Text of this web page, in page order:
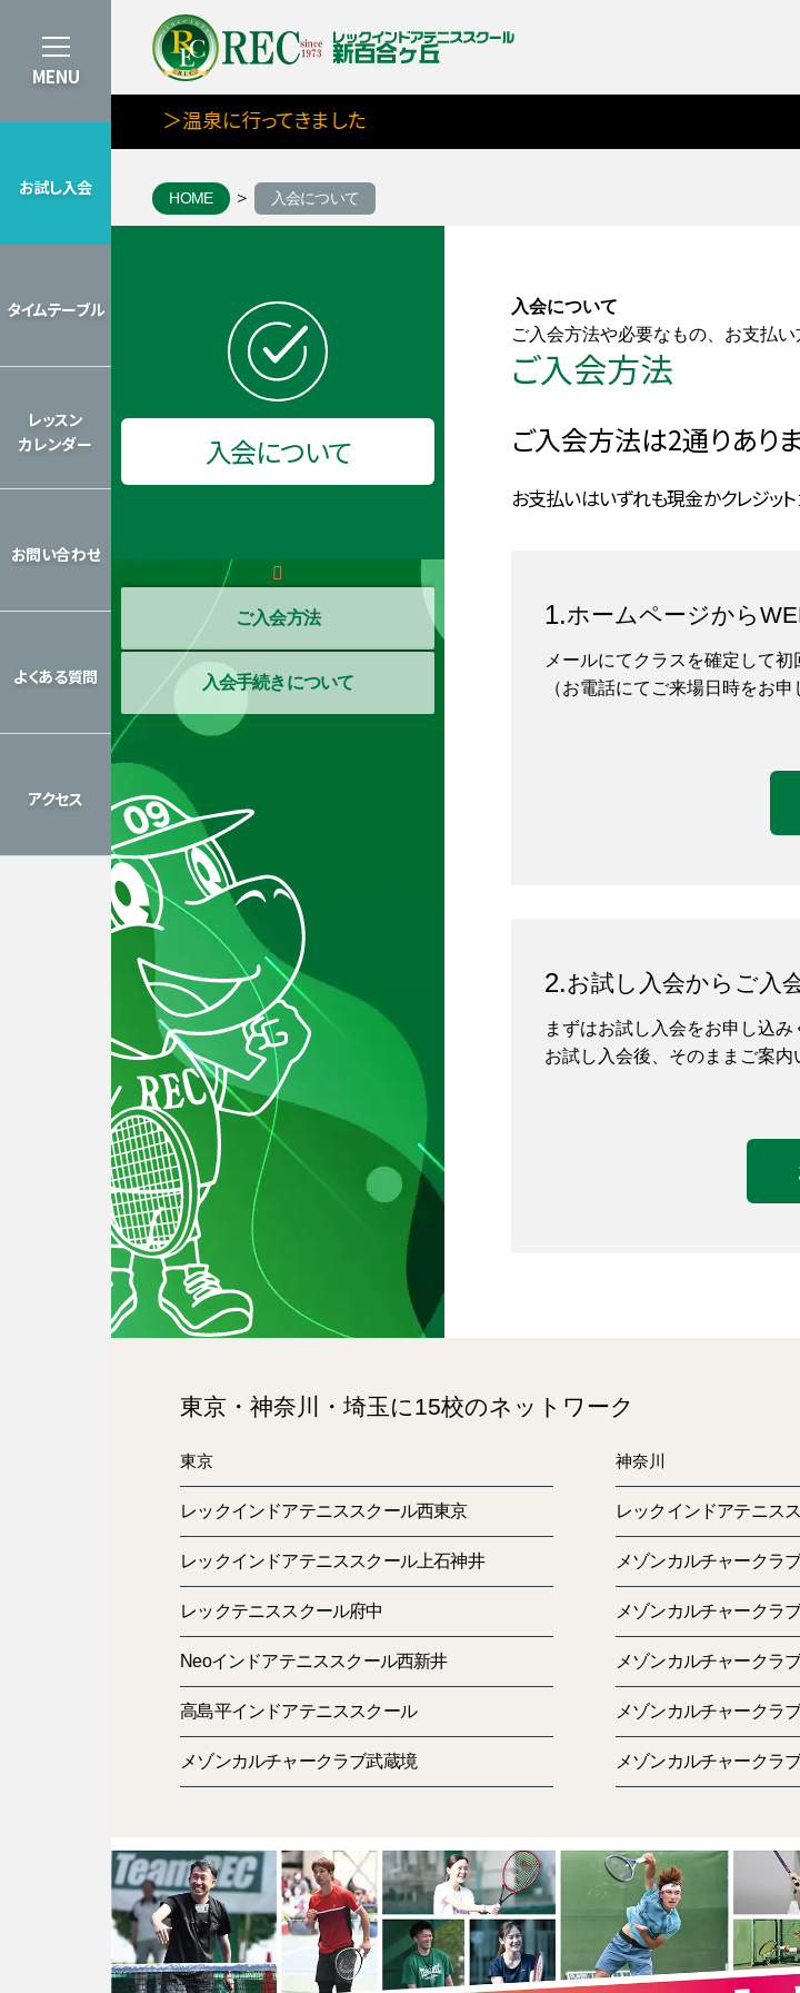
MENU
お試し入会
タイムテーブル
8月期タイムテーブルを見る
レッスン
カレンダー
お問い合わせ
よくある質問
アクセス
＞温泉に行ってきました
HOME 入会について
入会について
ご入会方法
入会手続きについて
入会について
ご入会方法や必要なもの、お支払い
ご入会方法
ご入会方法は2通りありま
お支払いはいずれも現金かクレジット
ホームページから
メールにてクラスを確定して
（お電話にてご来場日時をお申
お試し入会からご入
まずはお試し入会をお申し込み
お試し入会後、そのままご案内
入会ご希望の方は、下記
入会のお手続きに必
入会金および１ヶ月分の月
引落させていただく口座の
Felica登録用の交通系のカ
月会費は、指定の口座からの
しとなります。（お手続き日
東京・神奈川・埼玉に15校のネットワーク
東京
レックインドアテニススクール西東京
レックインドアテニススクール上石神井
レックテニススクール府中
Neoインドアテニススクール西新井
高島平インドアテニススクール
メゾンカルチャークラブ武蔵境
神奈川
レックインドアテニス
メゾンカルチャークラ
メゾンカルチャークラ
メゾンカルチャークラ
メゾンカルチャークラ
メゾンカルチャークラ